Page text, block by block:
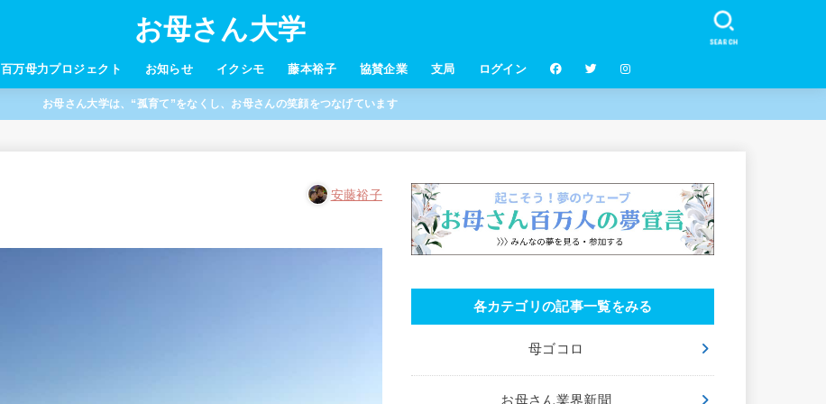
お母さん大学
百万母力プロジェクト お知らせ イクシモ 藤本裕子 協賛企業 支局 ログイン
SEARCH
お母さん大学は、“孤育て”をなくし、お母さんの笑顔をつなげています
安藤裕子
各カテゴリの記事一覧をみる
母ゴコロ
お母さん業界新聞